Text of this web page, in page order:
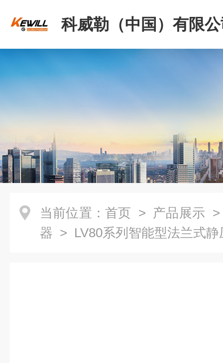
科威勒（中国）有限
当前位置： 首页 > 产品展示
器 > LV80系列智能型法兰式